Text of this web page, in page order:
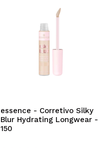
essence - Corretivo Silky
Blur Hydrating Longwear -
150